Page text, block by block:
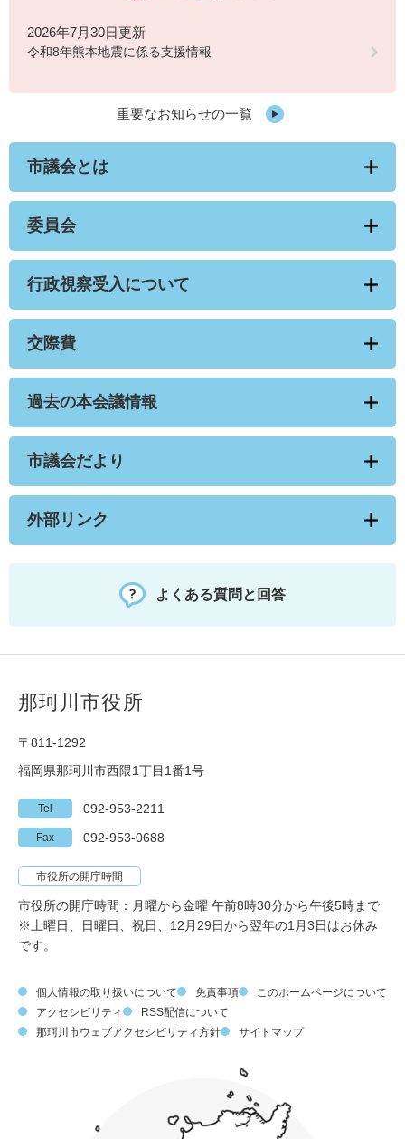
2026年7月30日更新
令和8年熊本地震に係る支援情報
重要なお知らせの一覧
市議会とは
委員会
行政視察受入について
交際費
過去の本会議情報
市議会だより
外部リンク
よくある質問と回答
那珂川市役所
〒811-1292
福岡県那珂川市西隈1丁目1番1号
Tel 092-953-2211
Fax 092-953-0688
市役所の開庁時間
市役所の開庁時間：月曜から金曜 午前8時30分から午後5時まで
※土曜日、日曜日、祝日、12月29日から翌年の1月3日はお休み
です。
個人情報の取り扱いについて 免責事項
このホームページについて
アクセシビリティ
RSS配信について
那珂川市ウェブアクセシビリティ方針
サイトマップ